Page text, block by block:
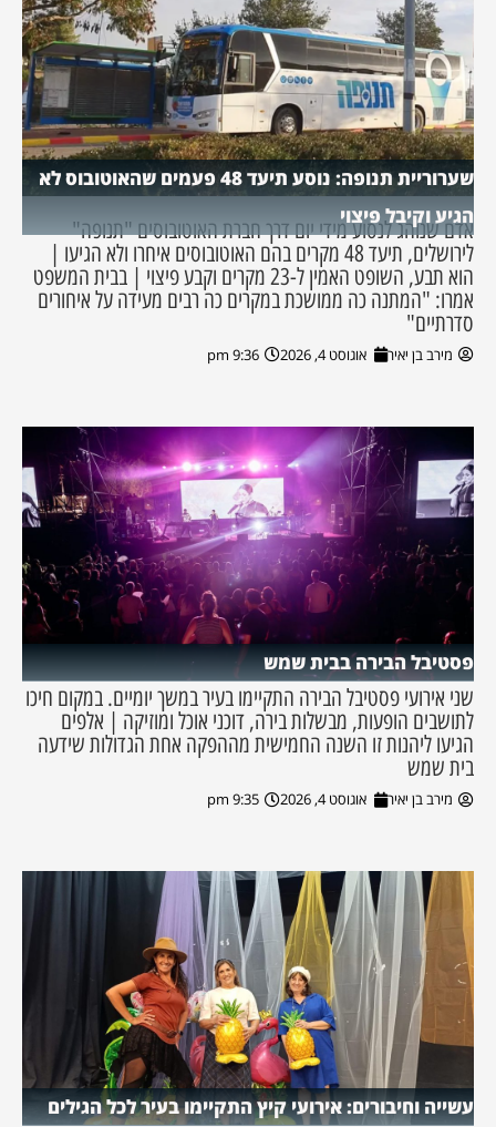
שערוריית תנופה: נוסע תיעד 48 פעמים שהאוטובוס לא
הגיע וקיבל פיצוי
אדם שנוהג לנסוע מידי יום דרך חברת האוטובוסים "תנופה"
לירושלים, תיעד 48 מקרים בהם האוטובוסים איחרו ולא הגיעו |
הוא תבע, השופט האמין ל-23 מקרים וקבע פיצוי | בבית המשפט
אמרו: "המתנה כה ממושכת במקרים כה רבים מעידה על איחורים
סדרתיים"
מירב בן יאיר אוגוסט 4, 2026 9:36 pm
פסטיבל הבירה בבית שמש
שני אירועי פסטיבל הבירה התקיימו בעיר במשך יומיים. במקום חיכו
לתושבים הופעות, מבשלות בירה, דוכני אוכל ומוזיקה | אלפים
הגיעו ליהנות זו השנה החמישית מההפקה אחת הגדולות שידעה
בית שמש
מירב בן יאיר אוגוסט 4, 2026 9:35 pm
עשייה וחיבורים: אירועי קיץ התקיימו בעיר לכל הגילים